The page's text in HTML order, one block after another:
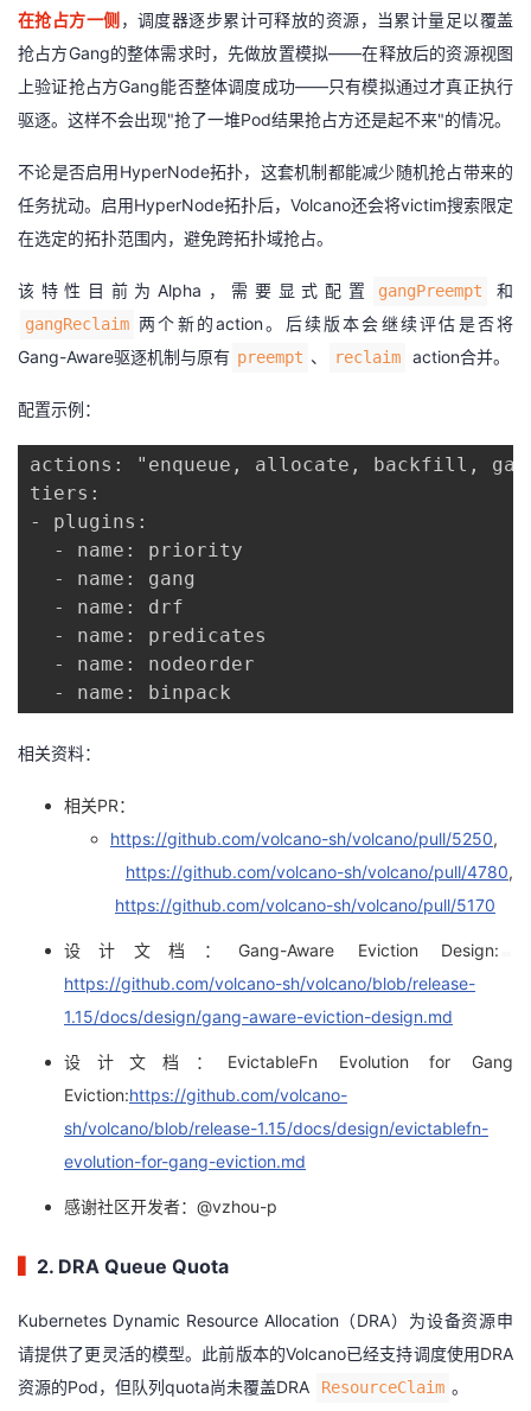
在抢占方一侧 ，调度器逐步累计可释放的资源，当累计量足以覆盖
抢占方Gang的整体需求时，先做放置模拟——在释放后的资源视图
上验证抢占方Gang能否整体调度成功——只有模拟通过才真正执行
驱逐。这样不会出现"抢了一堆Pod结果抢占方还是起不来"的情况。
不论是否启用HyperNode拓扑，这套机制都能减少随机抢占带来的
任务扰动。启用HyperNode拓扑后，Volcano还会将victim搜索限定
在选定的拓扑范围内，避免跨拓扑域抢占。
该特性目前为Alpha，需要显式配置 gangPreempt 和
gangReclaim 两个新的action。后续版本会继续评估是否将
Gang-Aware驱逐机制与原有 preempt 、 reclaim action合并。
配置示例：
actions: "enqueue, allocate, backfill,
tiers:
- plugins:
- name: priority
- name: gang
- name: drf
- name: predicates
- name: nodeorder
  - name: binpack
相关资料：
相关PR：
https://github.com/volcano-sh/volcano/pull/5250,
https://github.com/volcano-sh/volcano/pull/4780,
https://github.com/volcano-sh/volcano/pull/5170
设计文档：Gang-Aware Eviction Design:
https://github.com/volcano-sh/volcano/blob/release-
1.15/docs/design/gang-aware-eviction-design.md
设计文档：EvictableFn Evolution for Gang
Eviction:https://github.com/volcano-
sh/volcano/blob/release-1.15/docs/design/evictablefn-
evolution-for-gang-eviction.md
感谢社区开发者：@vzhou-p
2. DRA Queue Quota
Kubernetes Dynamic Resource Allocation（DRA）为设备资源申
请提供了更灵活的模型。此前版本的Volcano已经支持调度使用DRA
资源的Pod，但队列quota尚未覆盖DRA
ResourceClaim 。